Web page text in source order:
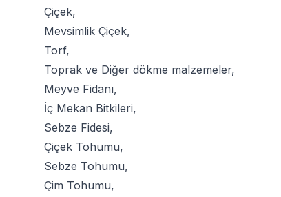
Çiçek,
Mevsimlik Çiçek,
Torf,
Toprak ve Diğer dökme malzemeler,
Meyve Fidanı,
İç Mekan Bitkileri,
Sebze Fidesi,
Çiçek Tohumu,
Sebze Tohumu,
Çim Tohumu,